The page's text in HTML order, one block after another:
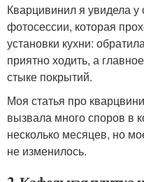
Кварцивинил я увидела у
фотосессии, которая
установки кухни:
приятно ходить, а
стыке покрытий.
Моя статья про
вызвала много споров в
несколько месяцев, но
не изменилось.